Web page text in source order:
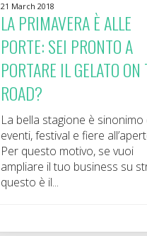
21 March 2018
LA PRIMAVERA È ALLE
PORTE: SEI PRONTO A
PORTARE IL GELATO ON
ROAD?
La bella stagione è sinonimo
eventi, festival e fiere
Per questo motivo, se vuoi
ampliare il tuo business su
questo è il...